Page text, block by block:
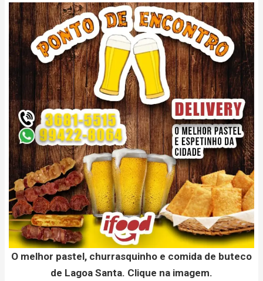
O melhor pastel, churrasquinho e comida de buteco
de Lagoa Santa. Clique na imagem.